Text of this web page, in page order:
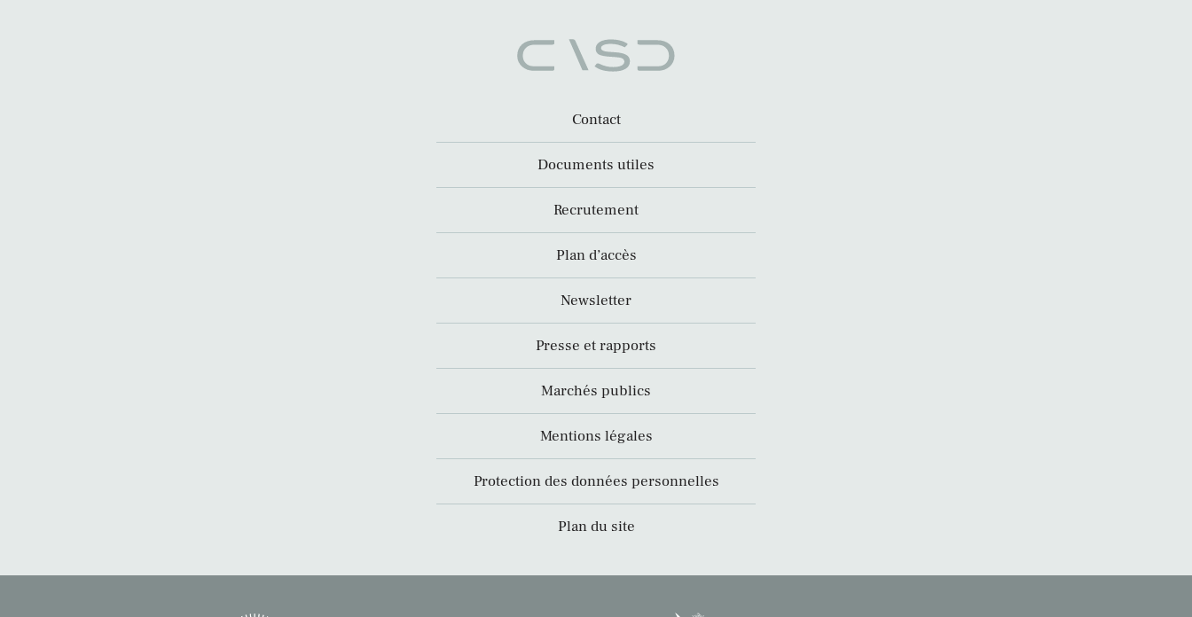
Contact
Documents utiles
Recrutement
Plan d’accès
Newsletter
Presse et rapports
Marchés publics
Mentions légales
Protection des données personnelles
Plan du site